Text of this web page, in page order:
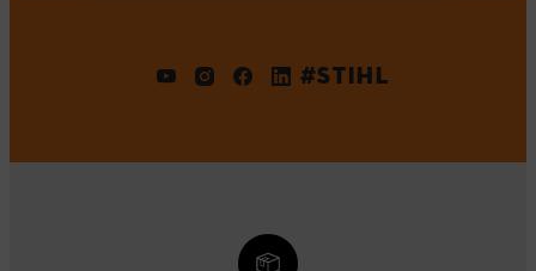
#STIHL